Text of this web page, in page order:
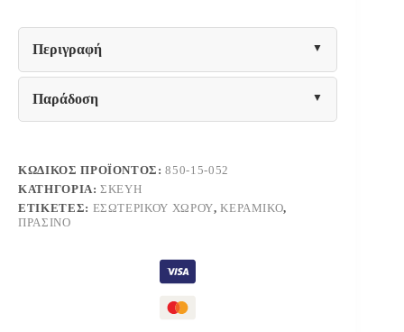
sls
ποσότητα
Περιγραφή
Παράδοση
ΚΩΔΙΚΌΣ ΠΡΟΪΌΝΤΟΣ:850-15-052
ΚΑΤΗΓΟΡΊΑ:ΣΚΕΎΗ
ΕΤΙΚΈΤΕΣ: ΕΣΩΤΕΡΙΚΟΎ ΧΏΡΟΥ,ΚΕΡΑΜΙΚΌ,
ΠΡΆΣΙΝΟ